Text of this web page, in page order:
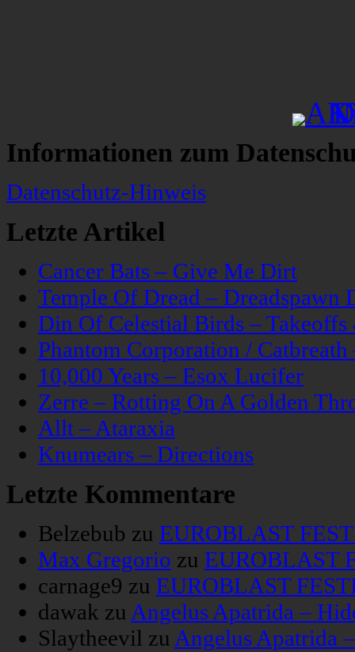
Informationen zum
Datenschutz-Hinweis
Letzte Artikel
Cancer Bats – Give Me Dirt
Temple Of Dread – Dreadspawn
Din Of Celestial Birds –
Phantom Corporation /
10,000 Years – Esox Lucifer
Zerre – Rotting On A Golden
Allt – Ataraxia
Knumears – Directions
Letzte Kommentare
Belzebub zu EUROBLAST
Max Gregorio zu EUROBLAST
carnage9 zu EUROBLAST
dawak zu Angelus Apatrida –
Slaytheevil zu Angelus Apatrida